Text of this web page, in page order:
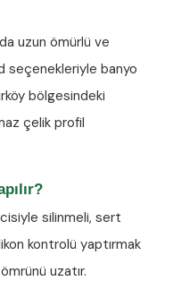
uzun ömürlü ve
seçenekleriyle banyo
bölgesindeki
çelik profil
silinmeli, sert
kontrolü yaptırmak
uzatır.